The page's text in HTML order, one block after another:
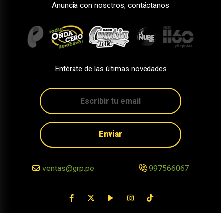
Anuncia con nosotros, contáctanos
Entérate de las últimas novedades
Enviar
ventas@grp.pe 997566067